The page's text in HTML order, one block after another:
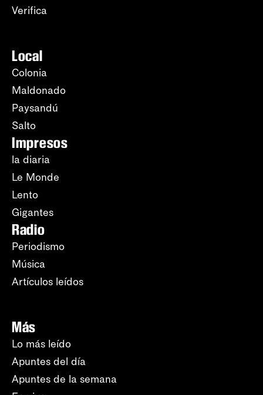
Verifica
Local
Colonia
Maldonado
Paysandú
Salto
Impresos
la diaria
Le Monde
Lento
Gigantes
Radio
Periodismo
Música
Artículos leídos
Más
Lo más leído
Apuntes del día
Apuntes de la semana